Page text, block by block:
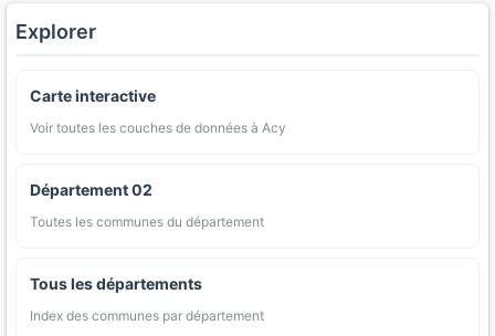
Explorer
Carte interactive
Voir toutes les couches de données à Acy
Département 02
Toutes les communes du département
Tous les départements
Index des communes par département